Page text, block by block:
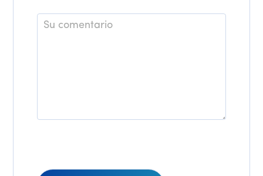
Comentario